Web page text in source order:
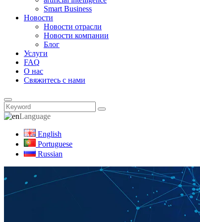
Smart Business
Новости
Новости отрасли
Новости компании
Блог
Услуги
FAQ
О нас
Свяжитесь с нами
Language
English
Portuguese
Russian